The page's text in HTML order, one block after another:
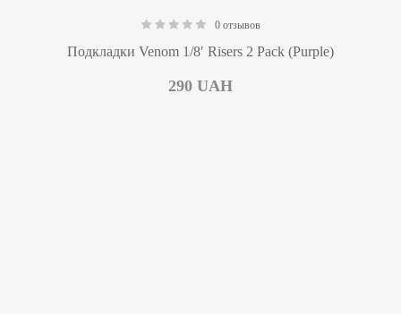
0 отзывов
Подкладки Venom 1/8′ Risers 2 Pack (Purple)
290 UAH